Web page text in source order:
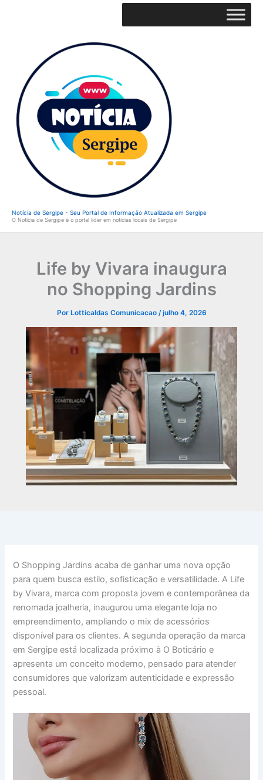
Notícia de Sergipe - Seu Portal de Informação Atualizada em Sergipe
O Notícia de Sergipe é o portal líder em notícias locais de Sergipe
Life by Vivara inaugura
no Shopping Jardins
Por Lotticaldas Comunicacao /julho 4, 2026
O Shopping Jardins acaba de ganhar uma nova opção
para quem busca estilo, sofisticação e versatilidade. A Life
by Vivara, marca com proposta jovem e contemporânea da
renomada joalheria, inaugurou uma elegante loja no
empreendimento, ampliando o mix de acessórios
disponível para os clientes. A segunda operação da marca
em Sergipe está localizada próximo à O Boticário e
apresenta um conceito moderno, pensado para atender
consumidores que valorizam autenticidade e expressão
pessoal.